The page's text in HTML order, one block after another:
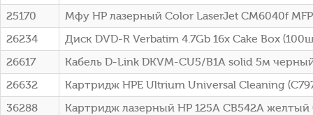
25170
Мфу HP лазерный Color LaserJet CM6040f
26234
Диск DVD-R Verbatim 4.7Gb 16x Cake Box
26617
Кабель D-Link DKVM-CU5/B1A solid 5м
26632
Картридж HPE Ultrium Universal Cleaning
36288
Картридж лазерный HP 125A CB542A желтый